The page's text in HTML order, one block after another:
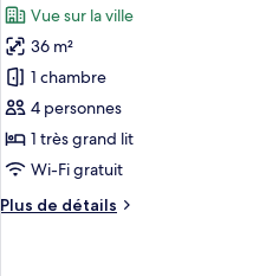
beds)
Sea
view,
Bunk
beds)
les
photos
pour
ce
type
de
chambre :
Chambre
Vue sur la ville
36 m²
1 chambre
4 personnes
1 très grand lit
Wi-Fi gratuit
Plus de détails
Plus